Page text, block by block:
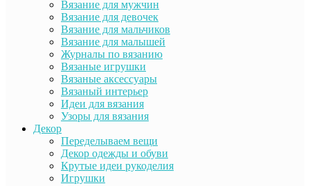
Вязание для мужчин
Вязание для девочек
Вязание для мальчиков
Вязание для малышей
Журналы по вязанию
Вязаные игрушки
Вязаные аксессуары
Вязаный интерьер
Идеи для вязания
Узоры для вязания
Декор
Переделываем вещи
Декор одежды и обуви
Крутые идеи рукоделия
Игрушки